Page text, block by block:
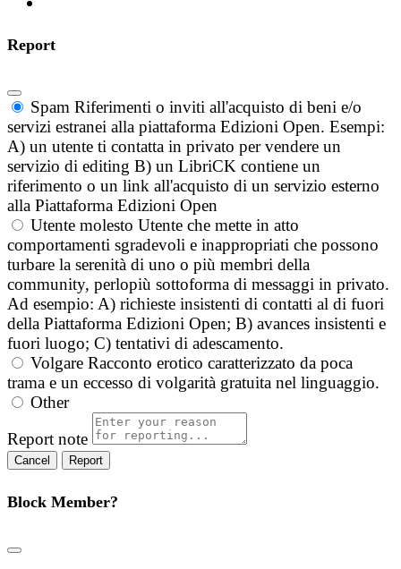
Report
Spam Riferimenti o inviti all'acquisto di beni e/o
servizi estranei alla piattaforma Edizioni Open. Esempi:
A) un utente ti contatta in privato per vendere un
servizio di editing B) un LibriCK contiene un
riferimento o un link all'acquisto di un servizio esterno
alla Piattaforma Edizioni Open
Utente molesto Utente che mette in atto
comportamenti sgradevoli e inappropriati che possono
turbare la serenità di uno o più membri della
community, perlopiù sottoforma di messaggi in privato.
Ad esempio: A) richieste insistenti di contatti al di fuori
della Piattaforma Edizioni Open; B) avances insistenti e
fuori luogo; C) tentativi di adescamento.
Volgare Racconto erotico caratterizzato da poca
trama e un eccesso di volgarità gratuita nel linguaggio.
Other
Report note
Report
Block Member?